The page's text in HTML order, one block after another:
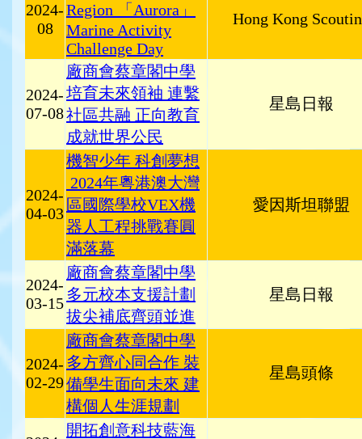
2024-
08
Region 「Aurora」
Marine Activity
Challenge Day
Hong Kong
2024-
07-08
廠商會蔡章閣中學
培育未來領袖 連繫
社區共融 正向教育
成就世界公民
星島日報
2024-
04-03
機智少年 科創夢想
2024年粵港澳大灣
區國際學校VEX機
器人工程挑戰賽圓
滿落幕
愛因斯坦聯盟
2024-
03-15
廠商會蔡章閣中學
多元校本支援計劃
拔尖補底齊頭並進
星島日報
2024-
02-29
廠商會蔡章閣中學
多方齊心同合作 裝
備學生面向未來 建
構個人生涯規劃
星島頭條
開拓創意科技藍海